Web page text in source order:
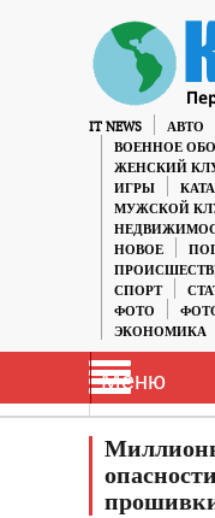
IT NEWS АВТО
ВОЕННОЕ
ЖЕНСКИЙ
ИГРЫ
МУЖСКОЙ
НОВОЕ
СПОРТ
ФОТО
ЭКОНОМИКА
Меню